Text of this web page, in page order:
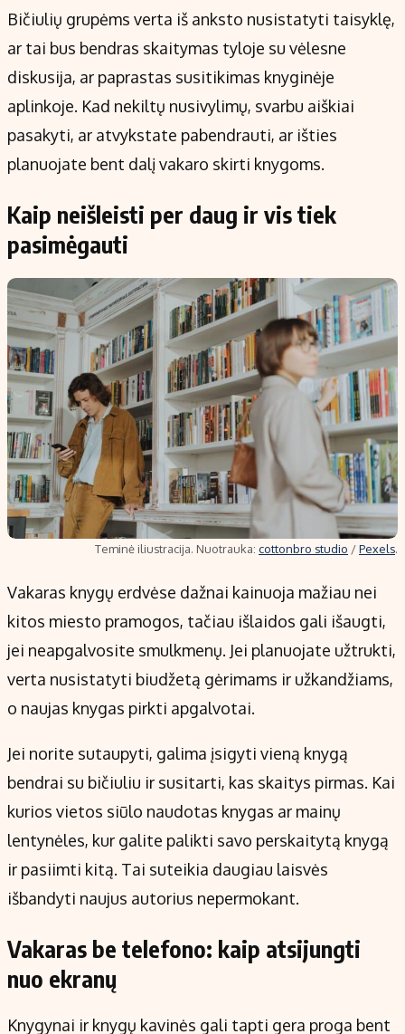
Bičiulių grupėms verta iš anksto nusistatyti taisyklę,
ar tai bus bendras skaitymas tyloje su vėlesne
diskusija, ar paprastas susitikimas knyginėje
aplinkoje. Kad nekiltų nusivylimų, svarbu aiškiai
pasakyti, ar atvykstate pabendrauti, ar išties
planuojate bent dalį vakaro skirti knygoms.
Kaip neišleisti per daug ir vis tiek
pasimėgauti
Teminė iliustracija. Nuotrauka: cottonbro studio /Pexels.
Vakaras knygų erdvėse dažnai kainuoja mažiau nei
kitos miesto pramogos, tačiau išlaidos gali išaugti,
jei neapgalvosite smulkmenų. Jei planuojate užtrukti,
verta nusistatyti biudžetą gėrimams ir užkandžiams,
o naujas knygas pirkti apgalvotai.
Jei norite sutaupyti, galima įsigyti vieną knygą
bendrai su bičiuliu ir susitarti, kas skaitys pirmas. Kai
kurios vietos siūlo naudotas knygas ar mainų
lentynėles, kur galite palikti savo perskaitytą knygą
ir pasiimti kitą. Tai suteikia daugiau laisvės
išbandyti naujus autorius nepermokant.
Vakaras be telefono: kaip atsijungti
nuo ekranų
Knygynai ir knygų kavinės gali tapti gera proga bent